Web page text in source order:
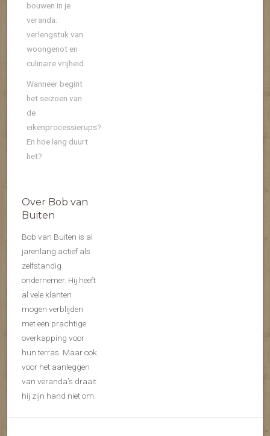
bouwen in je
veranda:
verlengstuk van
woongenot en
culinaire vrijheid
Wanneer begint
het seizoen van
de
eikenprocessierups?
En hoe lang duurt
het?
Over Bob van
Buiten
Bob van Buiten is al
jarenlang actief als
zelfstandig
ondernemer. Hij heeft
al vele klanten
mogen verblijden
met een prachtige
overkapping voor
hun terras. Maar ook
voor het aanleggen
van veranda’s draait
hij zijn hand niet om.